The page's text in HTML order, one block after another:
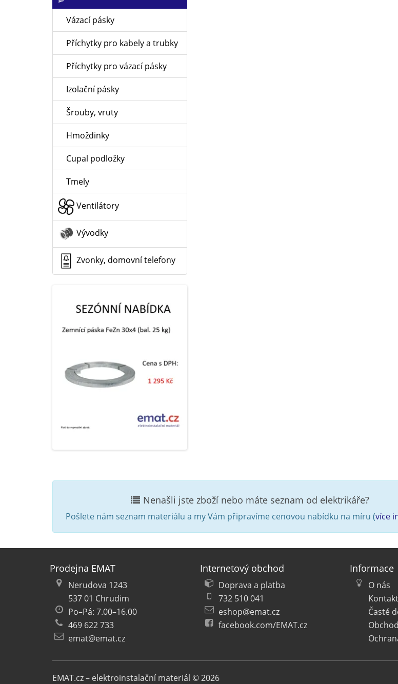
Vázací pásky
Příchytky pro kabely a trubky
Příchytky pro vázací pásky
Izolační pásky
Šrouby, vruty
Hmoždinky
Cupal podložky
Tmely
Ventilátory
Vývodky
Zvonky, domovní telefony
Nenašli jste zboží nebo máte seznam od elektrikáře?
Pošlete nám seznam materiálu a my Vám připravíme cenovou nabídku na míru (více
Prodejna EMAT
Nerudova 1243
537 01 Chrudim
Po–Pá: 7.00–16.00
469 622 733
emat@emat.cz
Internetový obchod
Doprava a platba
732 510 041
eshop@emat.cz
facebook.com/EMAT.cz
Informace
O nás
Časté
EMAT.cz – elektroinstalační materiál © 2026